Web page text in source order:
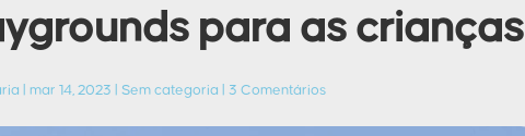
para as crianças
mar 14, 2023 Sem categoria 3 Comentários